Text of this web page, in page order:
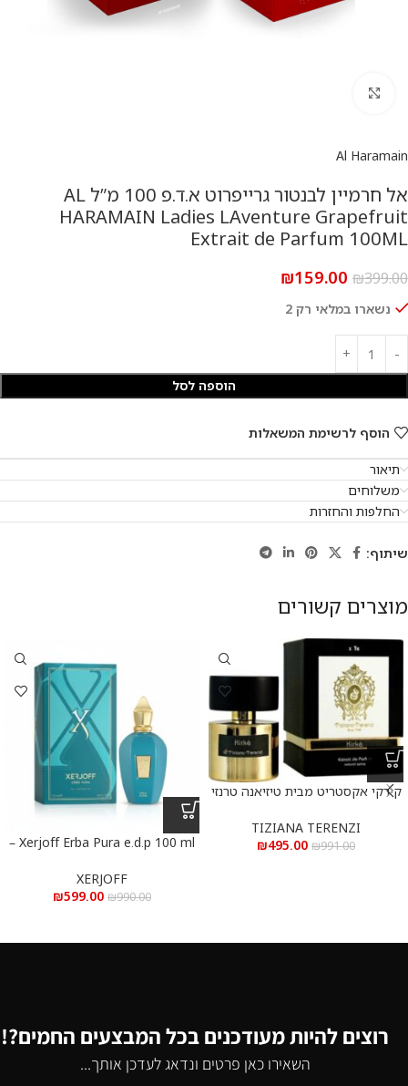
Al Haramain
אל חרמיין לבנטור גרייפרוט א.ד.פ 100 מ”ל AL
HARAMAIN Ladies LAventure Grapefruit
Extrait de Parfum 100ML
₪399.00
₪159.00
נשארו במלאי רק 2
הוספה לסל
הוסף לרשימת המשאלות
תיאור
משלוחים
החלפות והחזרות
שיתוף:
מוצרים קשורים
קירקי אקסטריט מבית טיזיאנה טרנזי
Parfum 100 ml
TIZIANA TERENZI
₪991.00
₪495.00
Xerjoff Erba Pura e.d.p 100 ml –
XERJOFF
₪990.00
₪599.00
רוצים להיות מעודכנים בכל המבצעים החמים?!
השאירו כאן פרטים ונדאג לעדכן אותך...